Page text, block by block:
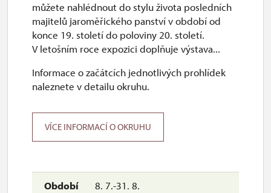
8. 7.-31. 8.
můžete nahlédnout do stylu života posledních
majitelů jaroměřického panství v období od
konce 19. století do poloviny 20. století.
V letošním roce expozici doplňuje výstava...
Informace o začátcích jednotlivých prohlídek
naleznete v detailu okruhu.
VÍCE INFORMACÍ O OKRUHU